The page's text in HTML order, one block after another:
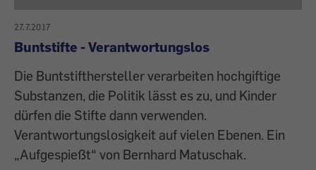
27.7.2017
Buntstifte - Verantwortungslos
Die Buntstifthersteller verarbeiten hochgiftige
Substanzen, die Politik lässt es zu, und Kinder
dürfen die Stifte dann verwenden.
Verantwortungslosigkeit auf vielen Ebenen. Ein
„Aufgespießt“ von Bernhard Matuschak.